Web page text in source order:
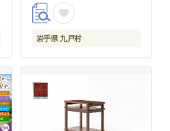
ミルク はちみつ 極み抹
茶 詰め合わせ ギフト---
isk_fnkice_30d_23_11000_6i-
岩手県 九戸村